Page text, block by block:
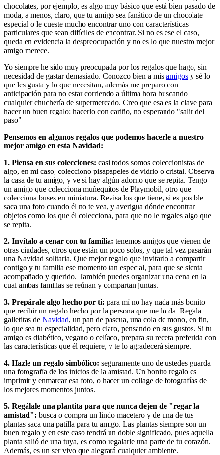
chocolates, por ejemplo, es algo muy básico que está bien pasado de
moda, a menos, claro, que tu amigo sea fanático de un chocolate
especial o le cueste mucho encontrar uno con características
particulares que sean difíciles de encontrar. Si no es ese el caso,
queda en evidencia la despreocupación y no es lo que nuestro mejor
amigo merece.
Yo siempre he sido muy preocupada por los regalos que hago, sin
necesidad de gastar demasiado. Conozco bien a mis amigos y sé lo
que les gusta y lo que necesitan, además me preparo con
anticipación para no estar corriendo a última hora buscando
cualquier chuchería de supermercado. Creo que esa es la clave para
hacer un buen regalo: hacerlo con cariño, no esperando "salir del
paso"
Pensemos en algunos regalos que podemos hacerle a nuestro
mejor amigo en esta Navidad:
1. Piensa en sus colecciones: casi todos somos coleccionistas de
algo, en mi caso, colecciono pisapapeles de vidrio o cristal. Observa
la casa de tu amigo, y ve si hay algún adorno que se repita. Tengo
un amigo que colecciona muñequitos de Playmobil, otro que
colecciona buses en miniatura. Revisa los que tiene, si es posible
saca una foto cuando él no te vea, y averigua dónde encontrar
objetos como los que él colecciona, para que no le regales algo que
se repita.
2. Invítalo a cenar con tu familia: tenemos amigos que vienen de
otras ciudades, otros que están un poco solos, y que tal vez pasarán
una Navidad solitaria. Qué mejor regalo que invitarlo a compartir
contigo y tu familia ese momento tan especial, para que se sienta
acompañado y querido. También puedes organizar una cena en la
cual ambas familias se reúnan y compartan juntas.
3. Prepárale algo hecho por ti: para mí no hay nada más bonito
que recibir un regalo hecho por la persona que me lo da. Regala
galletitas de Navidad, un pan de pascua, una cola de mono, en fin,
lo que sea tu especialidad, pero claro, pensando en sus gustos. Si tu
amigo es diabético, vegano o celíaco, prepara su receta preferida con
las características que él requiere, y te lo agradecerá siempre.
4. Hazle un regalo simbólico: seguramente uno de ustedes guarda
una fotografía de los inicios de la amistad. Un bonito regalo es
imprimir y enmarcar esa foto, o hacer un collage de fotografías de
los mejores momentos juntos.
5. Regálale una plantita para que nunca dejen de "regar la
amistad": busca o compra un lindo macetero y de una de tus
plantas saca una patilla para tu amigo. Las plantas siempre son un
buen regalo y en este caso tendrá un doble significado, pues aquella
planta salió de una tuya, es como regalarle una parte de tu corazón.
Además, es un ser vivo que alegrará cualquier ambiente.